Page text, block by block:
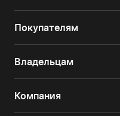
Покупателям
Владельцам
Компания